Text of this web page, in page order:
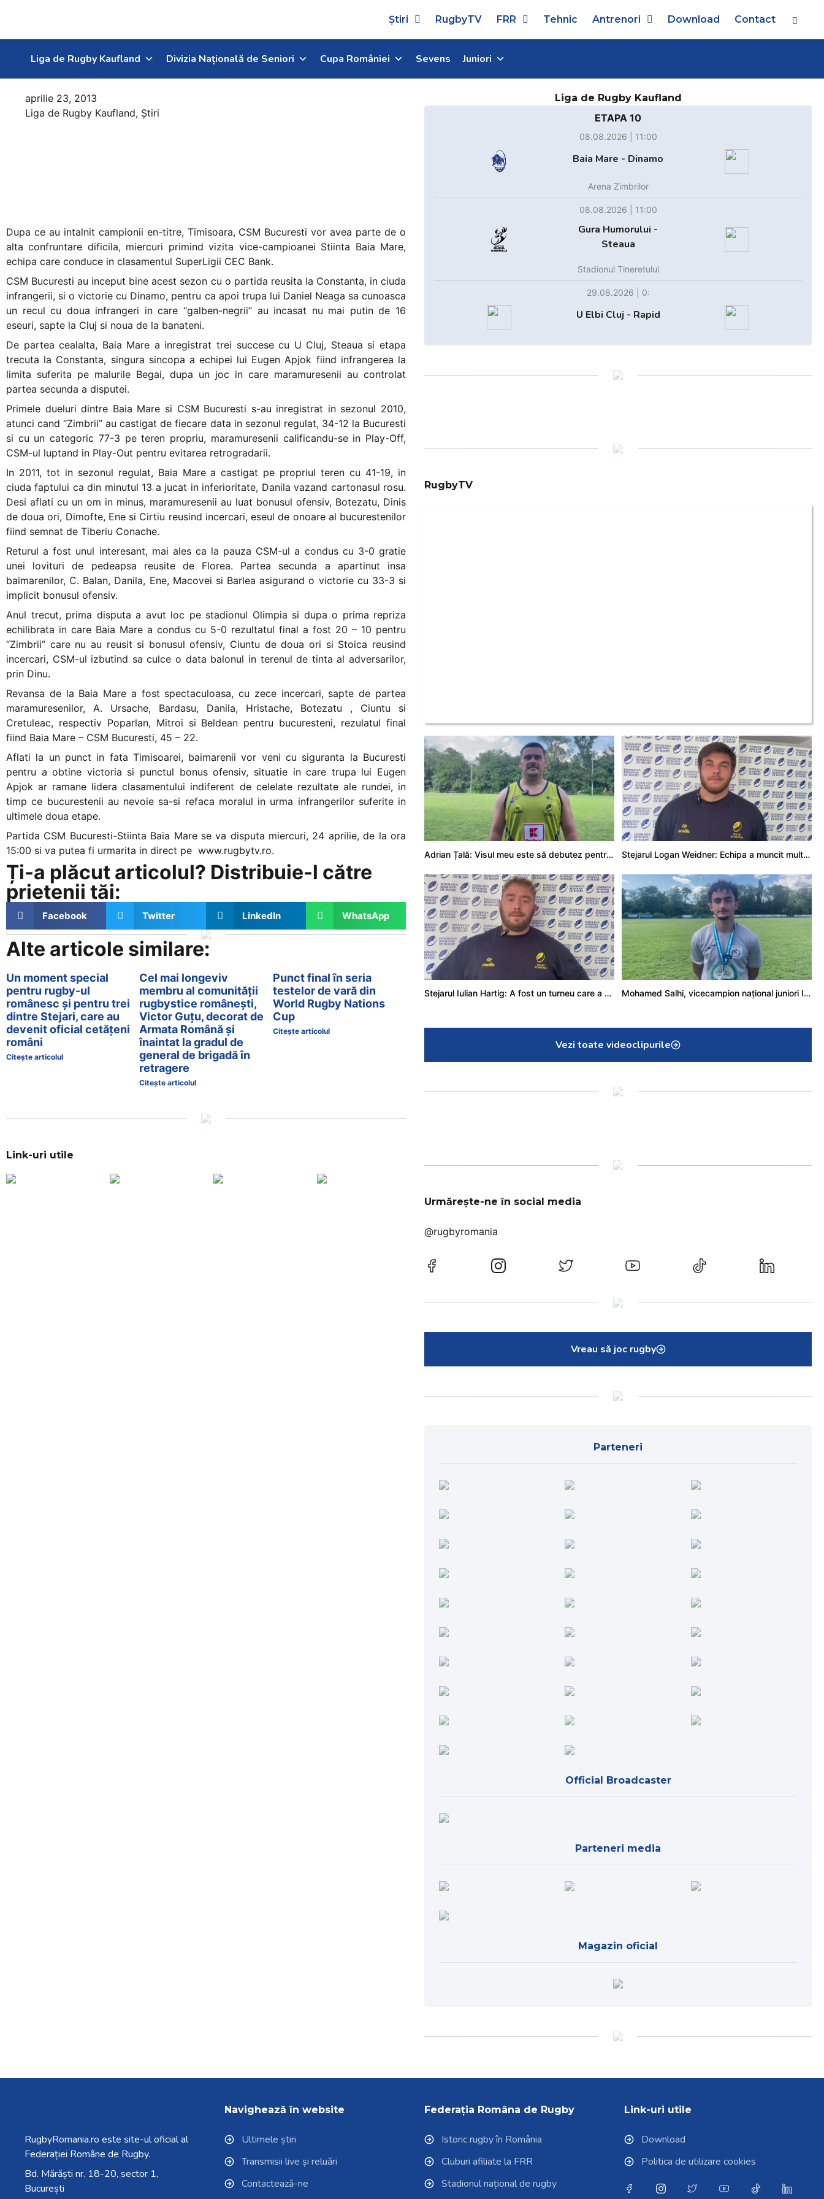
Știri RugbyTV FRR Tehnic Antrenori Download Contact
Liga de Rugby Kaufland Divizia Națională de Seniori Cupa României Sevens Juniori
aprilie 23, 2013
Liga de Rugby Kaufland, Știri
Dupa ce au intalnit campionii en-titre, Timisoara, CSM Bucuresti vor avea parte de o
alta confruntare dificila, miercuri primind vizita vice-campioanei Stiinta Baia Mare,
echipa care conduce in clasamentul SuperLigii CEC Bank.
CSM Bucuresti au inceput bine acest sezon cu o partida reusita la Constanta, in ciuda
infrangerii, si o victorie cu Dinamo, pentru ca apoi trupa lui Daniel Neaga sa cunoasca
un recul cu doua infrangeri in care “galben-negrii” au incasat nu mai putin de 16
eseuri, sapte la Cluj si noua de la banateni.
De partea cealalta, Baia Mare a inregistrat trei succese cu U Cluj, Steaua si etapa
trecuta la Constanta, singura sincopa a echipei lui Eugen Apjok fiind infrangerea la
limita suferita pe malurile Begai, dupa un joc in care maramuresenii au controlat
partea secunda a disputei.
Primele dueluri dintre Baia Mare si CSM Bucuresti s-au inregistrat in sezonul 2010,
atunci cand “Zimbrii” au castigat de fiecare data in sezonul regulat, 34-12 la Bucuresti
si cu un categoric 77-3 pe teren propriu, maramuresenii calificandu-se in Play-Off,
CSM-ul luptand in Play-Out pentru evitarea retrogradarii.
In 2011, tot in sezonul regulat, Baia Mare a castigat pe propriul teren cu 41-19, in
ciuda faptului ca din minutul 13 a jucat in inferioritate, Danila vazand cartonasul rosu.
Desi aflati cu un om in minus, maramuresenii au luat bonusul ofensiv, Botezatu, Dinis
de doua ori, Dimofte, Ene si Cirtiu reusind incercari, eseul de onoare al bucurestenilor
fiind semnat de Tiberiu Conache.
Returul a fost unul interesant, mai ales ca la pauza CSM-ul a condus cu 3-0 gratie
unei lovituri de pedeapsa reusite de Florea. Partea secunda a apartinut insa
baimarenilor, C. Balan, Danila, Ene, Macovei si Barlea asigurand o victorie cu 33-3 si
implicit bonusul ofensiv.
Anul trecut, prima disputa a avut loc pe stadionul Olimpia si dupa o prima repriza
echilibrata in care Baia Mare a condus cu 5-0 rezultatul final a fost 20 – 10 pentru
“Zimbrii” care nu au reusit si bonusul ofensiv, Ciuntu de doua ori si Stoica reusind
incercari, CSM-ul izbutind sa culce o data balonul in terenul de tinta al adversarilor,
prin Dinu.
Revansa de la Baia Mare a fost spectaculoasa, cu zece incercari, sapte de partea
maramuresenilor, A. Ursache, Bardasu, Danila, Hristache, Botezatu , Ciuntu si
Cretuleac, respectiv Poparlan, Mitroi si Beldean pentru bucuresteni, rezulatul final
fiind Baia Mare – CSM Bucuresti, 45 – 22.
Aflati la un punct in fata Timisoarei, baimarenii vor veni cu siguranta la Bucuresti
pentru a obtine victoria si punctul bonus ofensiv, situatie in care trupa lui Eugen
Apjok ar ramane lidera clasamentului indiferent de celelate rezultate ale rundei, in
timp ce bucurestenii au nevoie sa-si refaca moralul in urma infrangerilor suferite in
ultimele doua etape.
Partida CSM Bucuresti-Stiinta Baia Mare se va disputa miercuri, 24 aprilie, de la ora
15:00 si va putea fi urmarita in direct pe www.rugbytv.ro.
Ți-a plăcut articolul? Distribuie-l către
prietenii tăi:
Facebook Twitter LinkedIn WhatsApp
Alte articole similare:
Un moment special
pentru rugby-ul
românesc și pentru trei
dintre Stejari, care au
devenit oficial cetățeni
români
Citește articolul
Cel mai longeviv
membru al comunității
rugbystice românești,
Victor Guțu, decorat de
Armata Română și
înaintat la gradul de
general de brigadă în
retragere
Citește articolul
Punct final în seria
testelor de vară din
World Rugby Nations
Cup
Citește articolul
Link-uri utile
Liga de Rugby Kaufland
ETAPA 10
08.08.2026 | 11:00
Baia Mare - Dinamo
Arena Zimbrilor
08.08.2026 | 11:00
Gura Humorului -
Steaua
Stadionul Tineretului
29.08.2026 | 0:
U Elbi Cluj - Rapid
RugbyTV
Adrian Țală: Visul meu este să debutez pentru România Stejarul Logan Weidner: Echipa a muncit mult, iar asta se va vedea în meciurile de la Nations Cup
Stejarul Iulian Hartig: A fost un turneu care a unit mai mult echipa Mohamed Salhi, vicecampion național juniori I: Rugby-ul te învață să accepți și înfrângerile
Vezi toate videoclipurile
Urmărește-ne în social media
@rugbyromania
Vreau să joc rugby
Parteneri
Official Broadcaster
Parteneri media
Magazin oficial
RugbyRomania.ro este site-ul oficial al
Federației Române de Rugby.
Bd. Mărăști nr. 18-20, sector 1,
București
Navighează în website
Ultimele știri
Transmisii live și reluări
Contactează-ne
Federația Româna de Rugby
Istoric rugby în România
Cluburi afiliate la FRR
Stadionul național de rugby
Link-uri utile
Download
Politica de utilizare cookies